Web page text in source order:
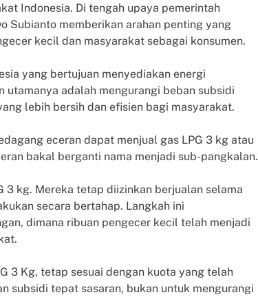
Indonesia. Di tengah upaya pemerintah
Subianto memberikan arahan penting yang
kecil dan masyarakat sebagai konsumen.
yang bertujuan menyediakan energi
utamanya adalah mengurangi beban subsidi
lebih bersih dan efisien bagi masyarakat.
eceran dapat menjual gas LPG 3 kg atau
bakal berganti nama menjadi sub-pangkalan.
3 kg. Mereka tetap diizinkan berjualan selama
secara bertahap. Langkah ini
dimana ribuan pengecer kecil telah menjadi
3 Kg, tetap sesuai dengan kuota yang telah
subsidi tepat sasaran, bukan untuk mengurangi